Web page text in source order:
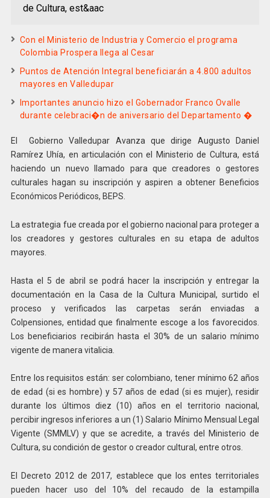
de Cultura, est&aac
Con el Ministerio de Industria y Comercio el programa
Colombia Prospera llega al Cesar
Puntos de Atención Integral beneficiarán a 4.800 adultos
mayores en Valledupar
Importantes anuncio hizo el Gobernador Franco Ovalle
durante celebraci�n de aniversario del Departamento �
El Gobierno Valledupar Avanza que dirige Augusto Daniel
Ramírez Uhía, en articulación con el Ministerio de Cultura, está
haciendo un nuevo llamado para que creadores o gestores
culturales hagan su inscripción y aspiren a obtener Beneficios
Económicos Periódicos, BEPS.
La estrategia fue creada por el gobierno nacional para proteger a
los creadores y gestores culturales en su etapa de adultos
mayores.
Hasta el 5 de abril se podrá hacer la inscripción y entregar la
documentación en la Casa de la Cultura Municipal, surtido el
proceso y verificados las carpetas serán enviadas a
Colpensiones, entidad que finalmente escoge a los favorecidos.
Los beneficiarios recibirán hasta el 30% de un salario mínimo
vigente de manera vitalicia.
Entre los requisitos están: ser colombiano, tener mínimo 62 años
de edad (si es hombre) y 57 años de edad (si es mujer), residir
durante los últimos diez (10) años en el territorio nacional,
percibir ingresos inferiores a un (1) Salario Mínimo Mensual Legal
Vigente (SMMLV) y que se acredite, a través del Ministerio de
Cultura, su condición de gestor o creador cultural, entre otros.
El Decreto 2012 de 2017, establece que los entes territoriales
pueden hacer uso del 10% del recaudo de la estampilla